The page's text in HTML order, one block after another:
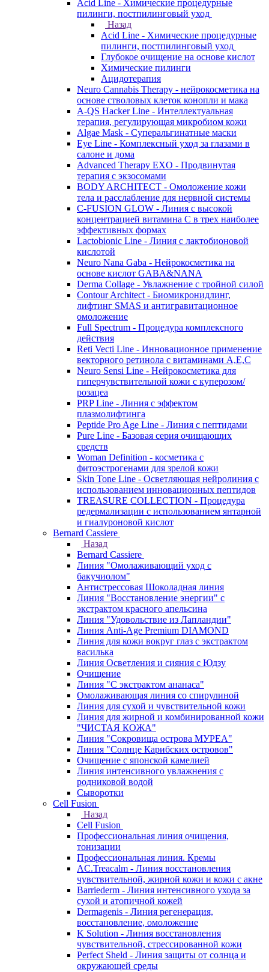
Acid Line - Химические процедурные
пилинги, постпилинговый уход
Назад
Acid Line - Химические процедурные
пилинги, постпилинговый уход
Глубокое очищение на основе кислот
Химические пилинги
Ацидотерапия
Neuro Cannabis Therapy - нейрокосметика на
основе стволовых клеток конопли и мака
A-QS Hacker Line - Интеллектуальная
терапия, регулирующая микробиом кожи
Algae Mask - Суперальгинатные маски
Eye Line - Комплексный уход за глазами в
салоне и дома
Advanced Therapy EXO - Продвинутая
терапия с экзосомами
BODY ARCHITECT - Омоложение кожи
тела и расслабление для нервной системы
C-FUSION GLOW - Линия с высокой
концентрацией витамина C в трех наиболее
эффективных формах
Lactobionic Line - Линия с лактобионовой
кислотой
Neuro Nana Gaba - Нейрокосметика на
основе кислот GABA&NANA
Derma Collage - Увлажнение с тройной силой
Contour Architect - Биомикронидлинг,
лифтинг SMAS и антигравитационное
омоложение
Full Spectrum - Процедура комплексного
действия
Reti Vecti Line - Инновационное применение
векторного ретинола с витаминами A,Е,С
Neuro Sensi Line - Нейрокосметика для
гиперчувствительной кожи с куперозом/
розацеа
PRP Line - Линия с эффектом
плазмолифтинга
Peptide Pro Age Line - Линия с пептидами
Pure Line - Базовая серия очищающих
средств
Woman Definition - косметика с
фитоэстрогенами для зрелой кожи
Skin Tone Line - Осветляющая нейролиния с
использованием инновационных пептидов
TREASURE COLLECTION - Процедура
редермализации с использованием янтарной
и гиалуроновой кислот
Bernard Cassiere
Назад
Bernard Cassiere
Линия "Омолаживающий уход с
бакучиолом"
Антистрессовая Шоколадная линия
Линия "Восстановление энергии" с
экстрактом красного апельсина
Линия "Удовольствие из Лапландии"
Линия Anti-Age Premium DIAMOND
Линия для кожи вокруг глаз с экстрактом
василька
Линия Осветления и сияния с Юдзу
Очищение
Линия "С экстрактом ананаса"
Омолаживающая линия со спирулиной
Линия для сухой и чувствительной кожи
Линия для жирной и комбинированной кожи
"ЧИСТАЯ КОЖА"
Линия "Сокровища острова МУРЕА"
Линия "Солнце Карибских островов"
Очищение с японской камелией
Линия интенсивного увлажнения с
родниковой водой
Сыворотки
Cell Fusion
Назад
Cell Fusion
Профессиональная линия очищения,
тонизации
Профессиональная линия. Кремы
AC.Treacalm - Линия восстановления
чувствительной, жирной кожи и кожи с акне
Barriederm - Линия интенсивного ухода за
сухой и атопичной кожей
Dermagenis - Линия регенерация,
восстановление, омоложение
K Solution - Линия восстановления
чувствительной, стрессированной кожи
Perfect Sheld - Линия защиты от солнца и
окружающей среды